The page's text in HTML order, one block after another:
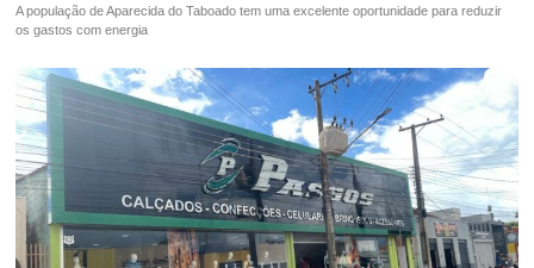
A população de Aparecida do Taboado tem uma excelente oportunidade para reduzir
os gastos com energia